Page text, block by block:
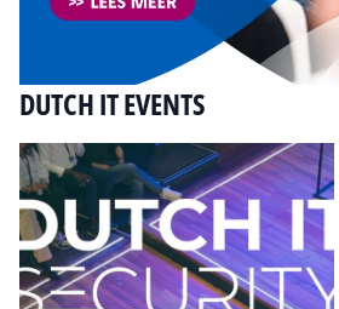
DUTCH IT EVENTS